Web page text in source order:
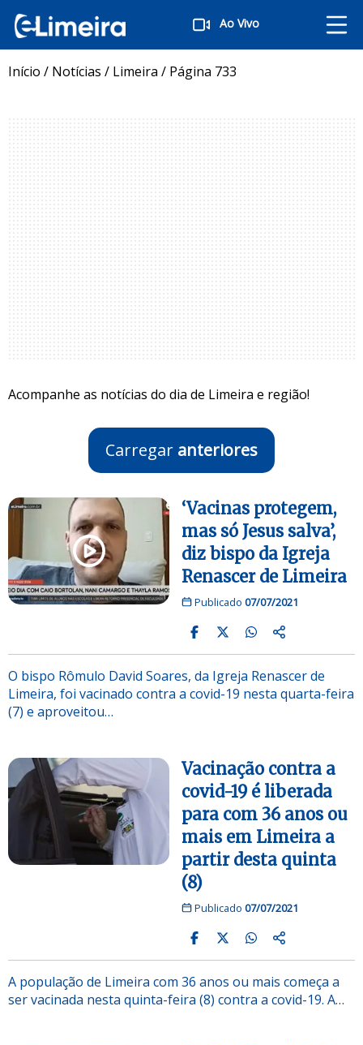
Ao Vivo
Início / Notícias / Limeira / Página 733
Acompanhe as notícias do dia de Limeira e região!
Carregar anteriores
‘Vacinas protegem,
mas só Jesus salva’,
diz bispo da Igreja
Renascer de Limeira
Publicado 07/07/2021
O bispo Rômulo David Soares, da Igreja Renascer de
Limeira, foi vacinado contra a covid-19 nesta quarta-feira
(7) e aproveitou…
Vacinação contra a
covid-19 é liberada
para com 36 anos ou
mais em Limeira a
partir desta quinta
(8)
Publicado 07/07/2021
A população de Limeira com 36 anos ou mais começa a
ser vacinada nesta quinta-feira (8) contra a covid-19. A…